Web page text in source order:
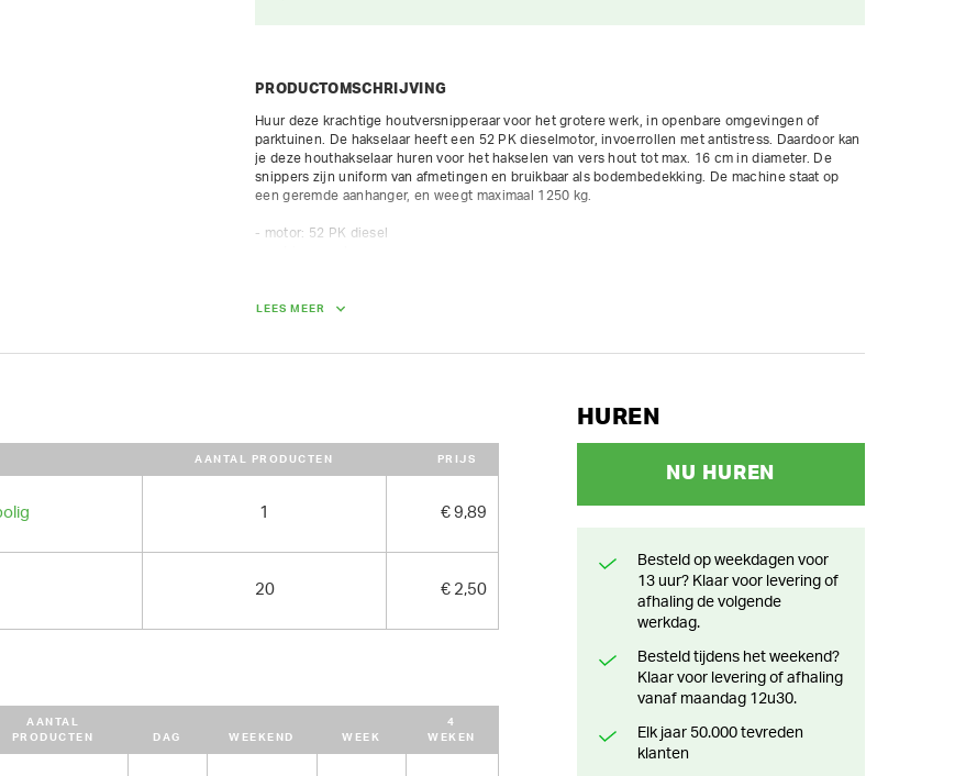
PRODUCTOMSCHRIJVING
Huur deze krachtige houtversnipperaar voor het grotere werk, in openbare omgevingen of
parktuinen. De hakselaar heeft een 52 PK dieselmotor, invoerrollen met antistress. Daardoor kan
je deze houthakselaar huren voor het hakselen van vers hout tot max. 16 cm in diameter. De
snippers zijn uniform van afmetingen en bruikbaar als bodembedekking. De machine staat op
een geremde aanhanger, en weegt maximaal 1250 kg.
- motor: 52 PK diesel
- max 8 uur op teller per dag / 10.8 uur per weekend; extra uren worden verrekend aan 1/8ste
LEES MEER
AANTAL PRODUCTEN PRIJS
1 € 9,89
20 € 2,50
AANTAL
PRODUCTEN
DAG WEEKEND WEEK
4
WEKEN
HUREN
NU HUREN
Besteld op weekdagen voor
13 uur? Klaar voor levering of
afhaling de volgende
werkdag.
Besteld tijdens het weekend?
Klaar voor levering of afhaling
vanaf maandag 12u30.
Elk jaar 50.000 tevreden
klanten